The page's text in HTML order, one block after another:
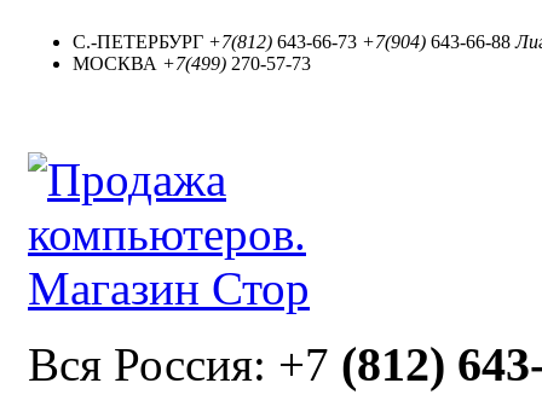
С.-ПЕТЕРБУРГ +7(812) 643-66-73 +7(904) 643-66-88
МОСКВА +7(499) 270-57-73
Вся Россия: +7 (812)